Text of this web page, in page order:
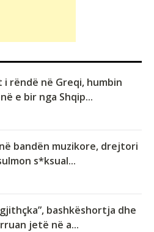
i rëndë në Greqi, humbin
e bir nga Shqip...
bandën muzikore, drejtori
s*ksual...
bashkëshortja dhe
jetë në a...